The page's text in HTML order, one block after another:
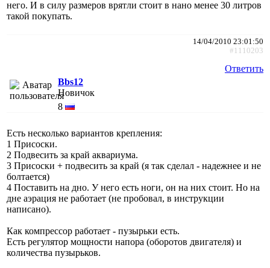
него. И в силу размеров врятли стоит в нано менее 30 литров
такой покупать.
14/04/2010 23:01:50
#1110203
Ответить
Bbs12
Новичок
8
Есть несколько вариантов крепления:
1 Присоски.
2 Подвесить за край аквариума.
3 Присоски + подвесить за край (я так сделал - надежнее и не
болтается)
4 Поставить на дно. У него есть ноги, он на них стоит. Но на
дне аэрация не работает (не пробовал, в инструкции
написано).
Как компрессор работает - пузырьки есть.
Есть регулятор мощности напора (оборотов двигателя) и
количества пузырьков.